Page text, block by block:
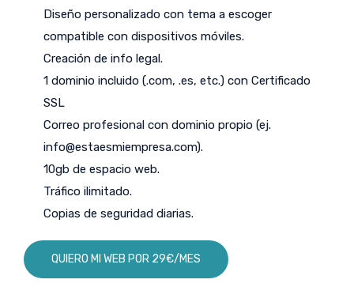
Diseño personalizado con tema a escoger
compatible con dispositivos móviles.
Creación de info legal.
1 dominio incluido (.com, .es, etc.) con Certificado
SSL
Correo profesional con dominio propio (ej.
info@estaesmiempresa.com).
10gb de espacio web.
Tráfico ilimitado.
Copias de seguridad diarias.
QUIERO MI WEB POR 29€/MES